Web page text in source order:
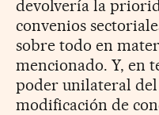
devolvería la
convenios
sobre todo en
mencionado. Y, en
poder unilateral
modificación de